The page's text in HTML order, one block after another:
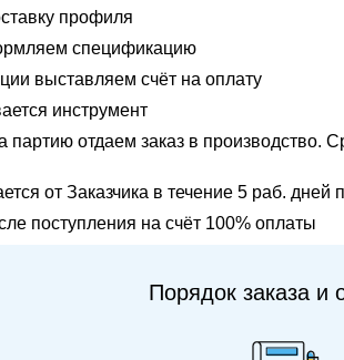
профиля
спецификацию
выставляем счёт на оплату
инструмент
отдаем заказ в производство.
от Заказчика в течение 5 раб. дней
поступления на счёт 100% оплаты
Порядок заказа